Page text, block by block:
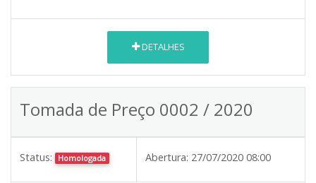
DETALHES
Tomada de Preço 0002 / 2020
Status: Homologada Abertura: 27/07/2020 08:00